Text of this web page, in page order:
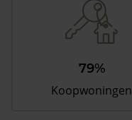
79%
Koopwoningen